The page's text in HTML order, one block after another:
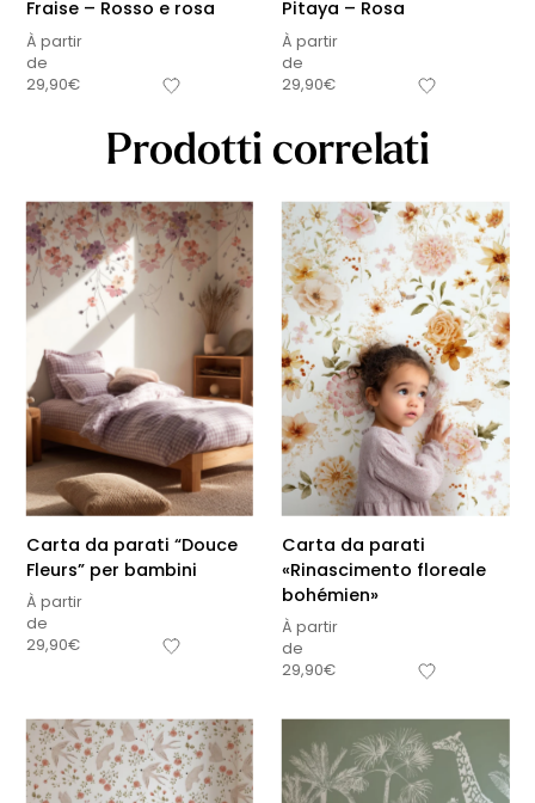
Fraise – Rosso e rosa
À partir
de
29,90€
Pitaya – Rosa
À partir
de
29,90€
Prodotti correlati
Carta da parati “Douce
Fleurs” per bambini
À partir
de
29,90€
Carta da parati
«Rinascimento floreale
bohémien»
À partir
de
29,90€